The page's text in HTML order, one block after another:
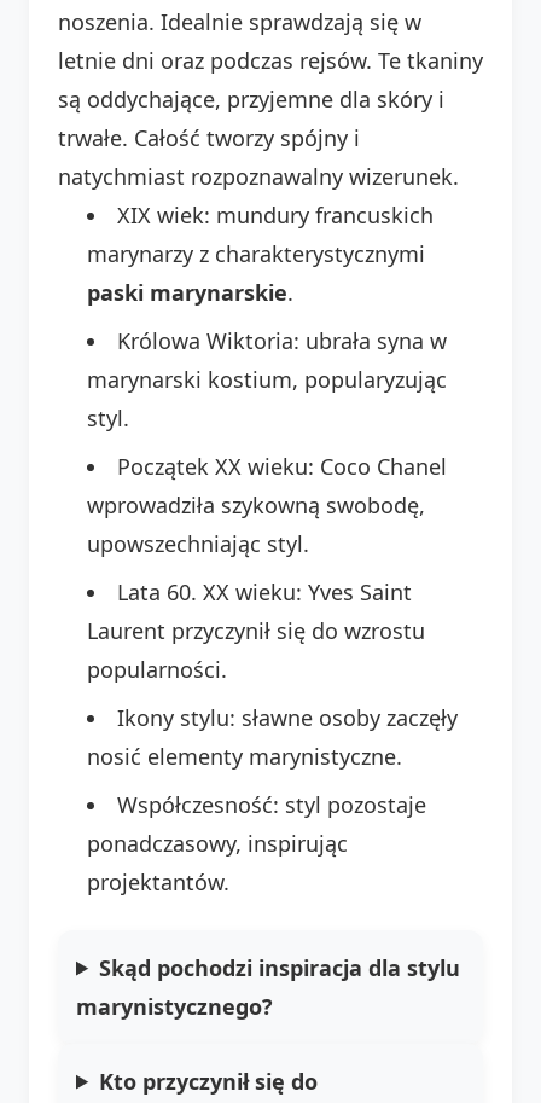
noszenia. Idealnie sprawdzają się w
letnie dni oraz podczas rejsów. Te tkaniny
są oddychające, przyjemne dla skóry i
trwałe. Całość tworzy spójny i
natychmiast rozpoznawalny wizerunek.
XIX wiek: mundury francuskich
marynarzy z charakterystycznymi
paski marynarskie.
Królowa Wiktoria: ubrała syna w
marynarski kostium, popularyzując
styl.
Początek XX wieku: Coco Chanel
wprowadziła szykowną swobodę,
upowszechniając styl.
Lata 60. XX wieku: Yves Saint
Laurent przyczynił się do wzrostu
popularności.
Ikony stylu: sławne osoby zaczęły
nosić elementy marynistyczne.
Współczesność: styl pozostaje
ponadczasowy, inspirując
projektantów.
Skąd pochodzi inspiracja dla stylu
marynistycznego?
Kto przyczynił się do